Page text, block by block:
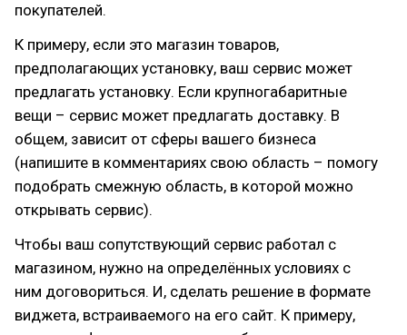
покупателей.
К примеру, если это магазин товаров,
предполагающих установку, ваш сервис может
предлагать установку. Если крупногабаритные
вещи – сервис может предлагать доставку. В
общем, зависит от сферы вашего бизнеса
(напишите в комментариях свою область – помогу
подобрать смежную область, в которой можно
открывать сервис).
Чтобы ваш сопутствующий сервис работал с
магазином, нужно на определённых условиях с
ним договориться. И, сделать решение в формате
виджета, встраиваемого на его сайт. К примеру,